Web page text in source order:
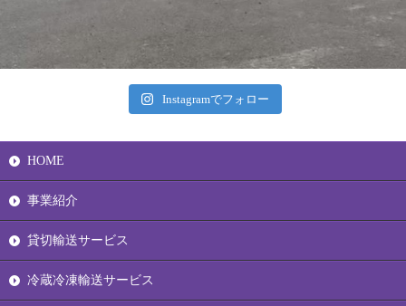
Instagramでフォロー
HOME
事業紹介
貸切輸送サービス
冷蔵冷凍輸送サービス